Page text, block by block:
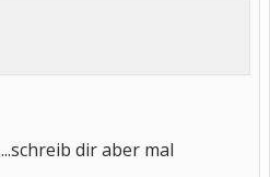
dir aber mal